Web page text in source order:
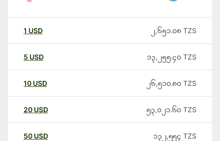
1 USD ၂,၆၅၁.၀၈ TZS
5 USD ၁၃,၂၅၅.၄၀ TZS
10 USD ၂၆,၅၁၀.၈၀ TZS
20 USD ၅၃,၀၂၁.၆၀ TZS
50 USD ၁၃၂,၅၅၄ TZS